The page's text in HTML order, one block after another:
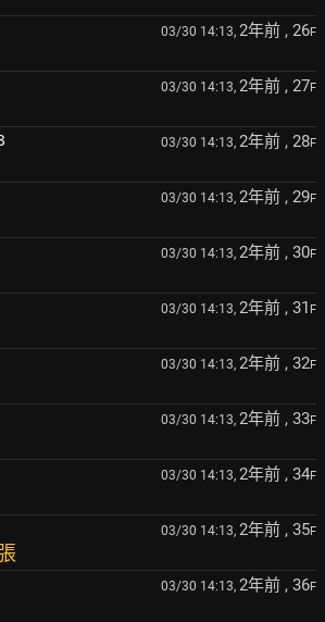
03/30 14:13, 2年前 , 26F
03/30 14:13, 2年前 , 27F
03/30 14:13, 2年前 , 28F
03/30 14:13, 2年前 , 29F
03/30 14:13, 2年前 , 30F
03/30 14:13, 2年前 , 31 F
03/30 14:13, 2年前 , 32F
03/30 14:13, 2年前 , 33F
03/30 14:13, 2年前 , 34F
03/30 14:13, 2年前 , 35F
03/30 14:13, 2年前 , 36F